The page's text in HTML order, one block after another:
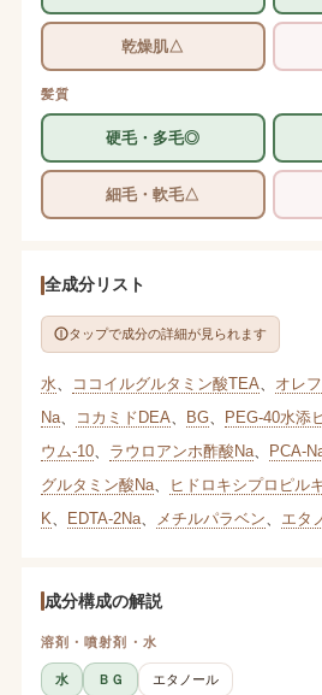
乾燥肌△
髪質
硬毛・多毛◎
細毛・軟毛△
全成分リスト
タップで成分の詳細が見られます
水 ココイルグルタミン酸TEA
オレ
Na、 コカミドDEA BG、 PEG-40水添
ウム-10、 ラウロアンホ酢酸Na、 PCA-
グルタミン酸Na、 ヒドロキシプロピル
K
EDTA-2Na、 メチルパラベン エタ
成分構成の解説
溶剤・噴射剤・水
水 ＢＧ
エタノール